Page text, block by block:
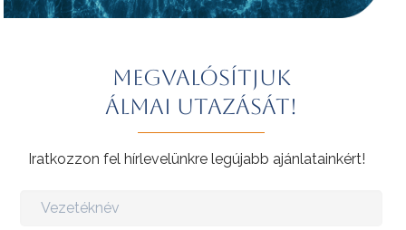
Megvalósítjuk
álmai utazását!
Iratkozzon fel hírlevelünkre legújabb ajánlatainkért!